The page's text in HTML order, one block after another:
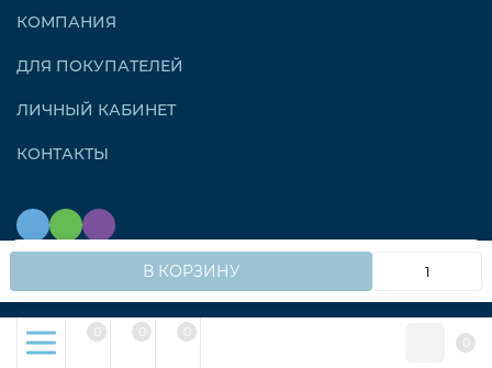
В КОРЗИНУ
КОМПАНИЯ
ДЛЯ ПОКУПАТЕЛЕЙ
ЛИЧНЫЙ КАБИНЕТ
КОНТАКТЫ
© 2026 OZONAIR.RU. Все права защищены
быстрее для вас.